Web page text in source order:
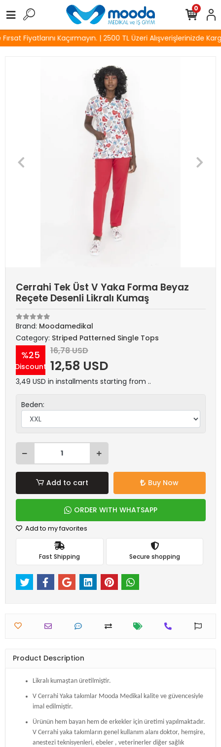
Fiyatlarını Kaçırmayın. | 2500 TL Üzeri Alışverişlerinizde
0
Cerrahi Tek Üst V Yaka Forma Beyaz
Reçete Desenli Likralı Kumaş
Brand: Moodamedikal
Category: Striped Patterned Single Tops
%25
Discount
16,78 USD
12,58 USD
3,49 USD in installments starting from ..
Beden:
Add to cart Buy Now
ORDER WITH WHATSAPP
Add to my favorites
Fast Shipping Secure shopping
Product Description
Likralı kumaştan üretilmiştir.
V Cerrahi Yaka takımlar Mooda Medikal kalite ve güvencesiyle
imal edilmiştir.
Ürünün hem bayan hem de erkekler için üretimi yapılmaktadır.
V Cerrahi yaka takımların genel kullanım alanı doktor, hemşire,
anestezi teknisyenleri, ebeler , veterinerler diğer sağlık